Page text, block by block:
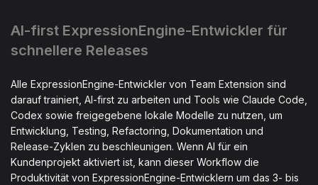
AI-first ExpressionEngine-Entwickler für
schnellere Releases
Alle ExpressionEngine-Entwickler von Team Extension sind
darauf trainiert, AI-first zu arbeiten und Tools wie Claude Code,
Codex sowie freigegebene lokale Modelle zu nutzen, um
Entwicklung, Testing, Refactoring, Dokumentation und
Release-Zyklen zu beschleunigen. Wenn AI für ein
Kundenprojekt aktiviert ist, kann dieser Workflow die
Produktivität von ExpressionEngine-Entwicklern um das 3- bis